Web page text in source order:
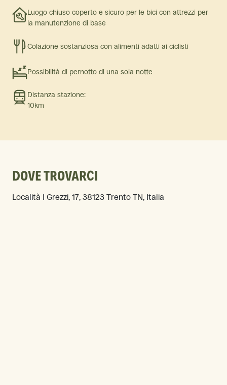
Luogo chiuso coperto e sicuro per le bici con attrezzi per
la manutenzione di base
Colazione sostanziosa con alimenti adatti ai ciclisti
Possibilità di pernotto di una sola notte
Distanza stazione:
10km
DOVE TROVARCI
Località I Grezzi, 17, 38123 Trento TN, Italia